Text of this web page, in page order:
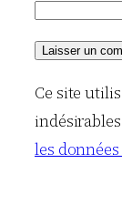
Ce site
les